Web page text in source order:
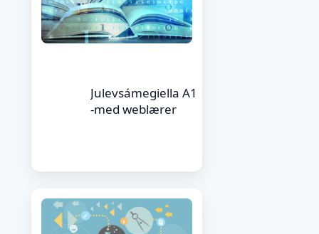
Julevsámegiella A1
-med weblærer